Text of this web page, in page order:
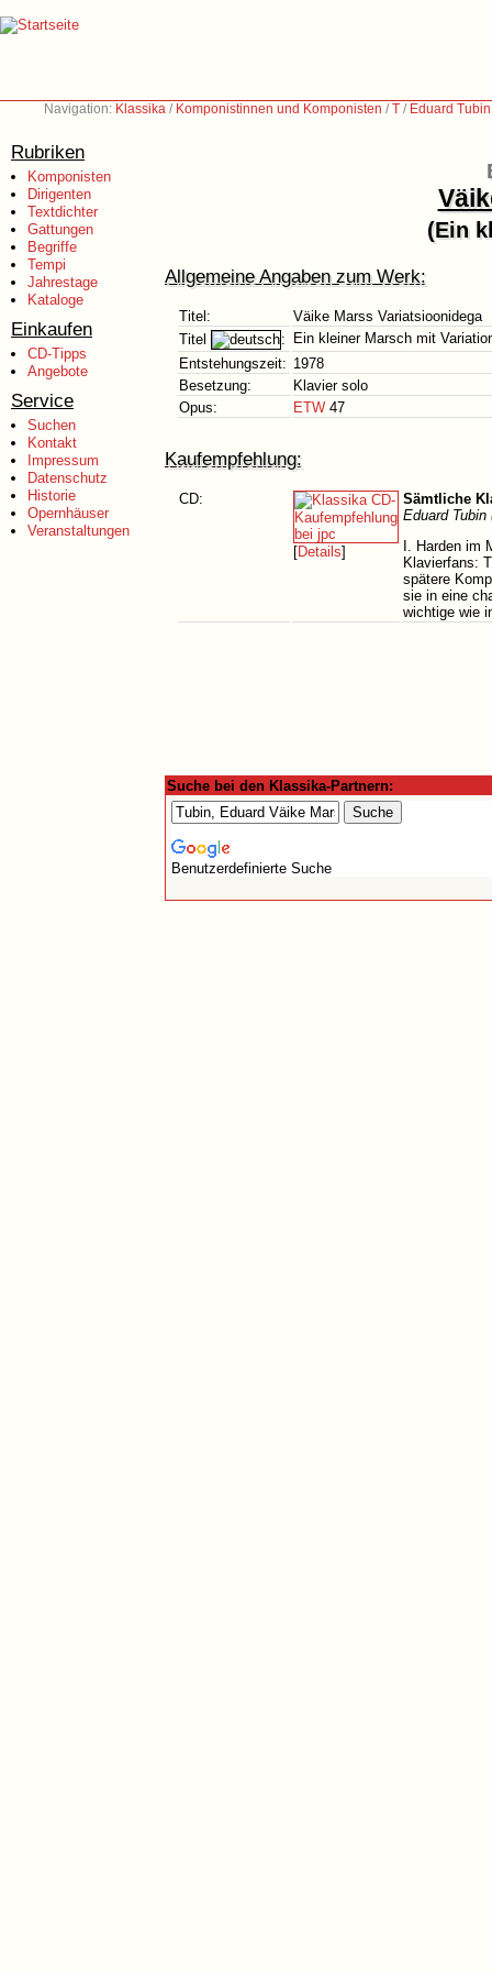
Navigation: Klassika / Komponistinnen und Komponisten /T / Eduard
Rubriken
Komponisten
Dirigenten
Textdichter
Gattungen
Begriffe
Tempi
Jahrestage
Kataloge
Einkaufen
CD-Tipps
Angebote
Service
Suchen
Kontakt
Impressum
Datenschutz
Historie
Opernhäuser
Veranstaltungen
(Ein
Allgemeine Angaben zum Werk:
Titel:
Väike Marss Variatsioonidega
Titel
:
Ein kleiner Marsch mit
Entstehungszeit: 1978
Besetzung:
Klavier solo
Opus:
ETW 47
Kaufempfehlung:
CD:
[Details]
Sämtliche
Eduard Tubin
I. Harden im
Klavierfans:
spätere
sie in eine
wichtige wie
Suche bei den Klassika-Partnern:
Benutzerdefinierte Suche